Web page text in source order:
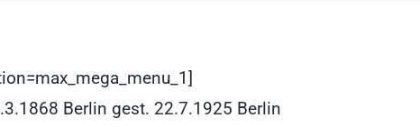
Berlin gest. 22.7.1925 Berlin